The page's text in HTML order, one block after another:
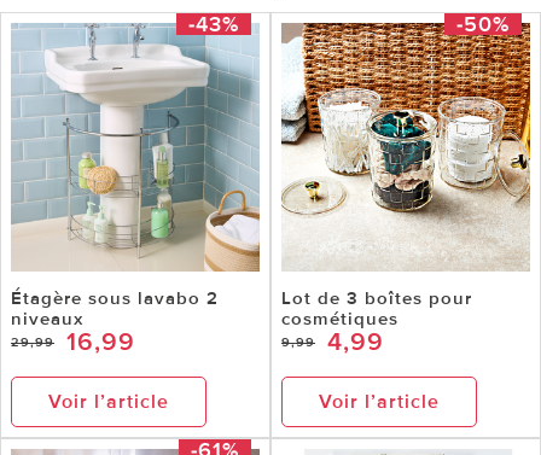
-43%
Étagère sous lavabo 2
niveaux
29,99 16,99
Voir l’article
-50%
Lot de 3 boîtes pour
cosmétiques
9,99 4,99
Voir l’article